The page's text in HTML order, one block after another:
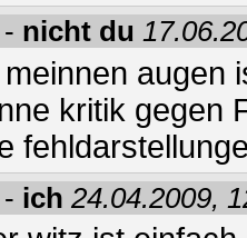
nicht du
meinnen augen
kritik gegen
ich 24.04.2009,